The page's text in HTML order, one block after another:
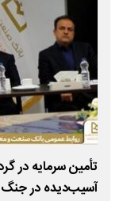
تأمین سرمایه در
آسیب‌دیده در